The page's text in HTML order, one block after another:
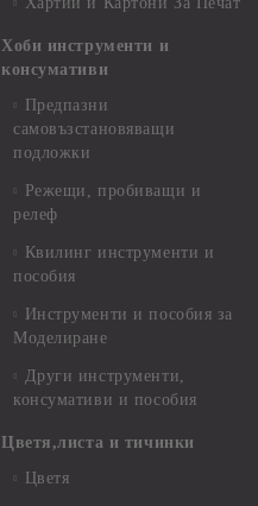
Хоби инструменти и
консумативи
Предпазни
самовъзстановяващи
подложки
Режещи, пробиващи и
релеф
Квилинг инструменти и
пособия
Инструменти и пособия за
Моделиране
Други инструменти,
консумативи и пособия
Цветя,листа и тичинки
Цветя